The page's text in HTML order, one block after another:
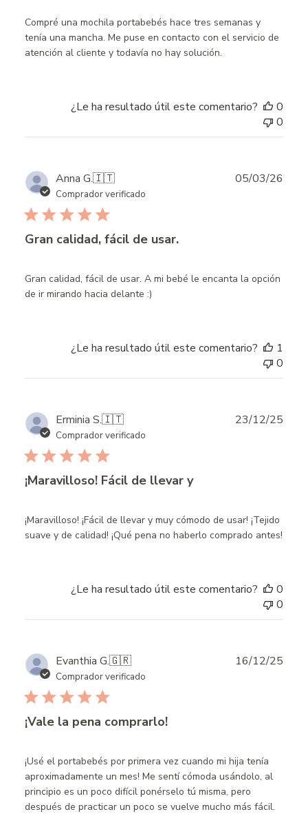
Compré una mochila portabebés hace tres semanas y
tenía una mancha. Me puse en contacto con el servicio de
atención al cliente y todavía no hay solución.
¿Le ha resultado útil este comentario?
0
0
Anna G.🇮🇹
Comprador verificado
Gran calidad, fácil de usar.
Gran calidad, fácil de usar. A mi bebé le encanta la opción
de ir mirando hacia delante :)
05/03/26
¿Le ha resultado útil este comentario?
1
0
Erminia S.🇮🇹
Comprador verificado
¡Maravilloso! Fácil de llevar y
¡Maravilloso! ¡Fácil de llevar y muy cómodo de usar! ¡Tejido
suave y de calidad! ¡Qué pena no haberlo comprado antes!
23/12/25
¿Le ha resultado útil este comentario?
0
0
Evanthia G.🇬🇷
Comprador verificado
¡Vale la pena comprarlo!
¡Usé el portabebés por primera vez cuando mi hija tenía
aproximadamente un mes! Me sentí cómoda usándolo, al
principio es un poco difícil ponérselo tú misma, pero
después de practicar un poco se vuelve mucho más fácil.
16/12/25